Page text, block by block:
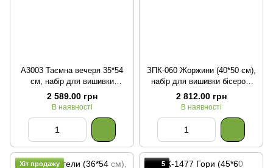
А3003 Таємна вечеря 35*54
см, набір для вишивки
бісером ікони
2 589.00 грн
В наявності
ЗПК-060 Жоржини (40*50 см),
набір для вишивки бісером
картини
2 812.00 грн
В наявності
Хіт продажу
5